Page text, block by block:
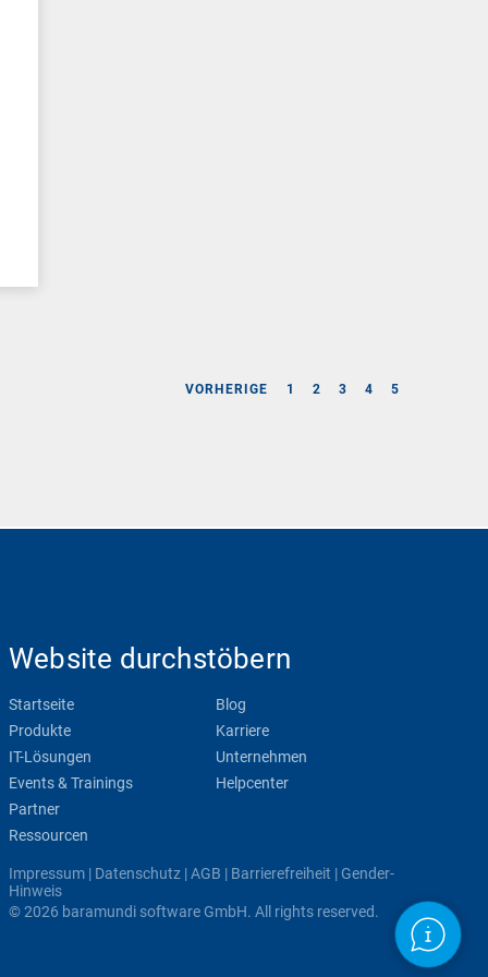
VORHERIGE 1 2 3 4 5
Website durchstöbern
Startseite
Produkte
IT-Lösungen
Events & Trainings
Partner
Ressourcen
Blog
Karriere
Unternehmen
Helpcenter
Impressum| Datenschutz|AGB | Barrierefreiheit | Gender-
Hinweis
© 2026 baramundi software GmbH. All rights reserved.